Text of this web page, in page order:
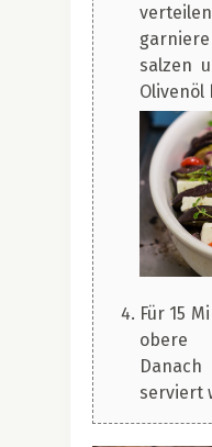
salzen
Olivenöl
Für 15
obere
serviert